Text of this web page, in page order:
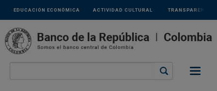
Pasar al contenido principal
Links
secundarios
ACTIVIDAD CULTURAL
EDUCACIÓN ECONÓMICA TRANSPARENCIA